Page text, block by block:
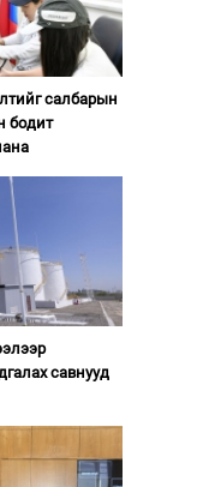
салбарын
бодит
савнууд